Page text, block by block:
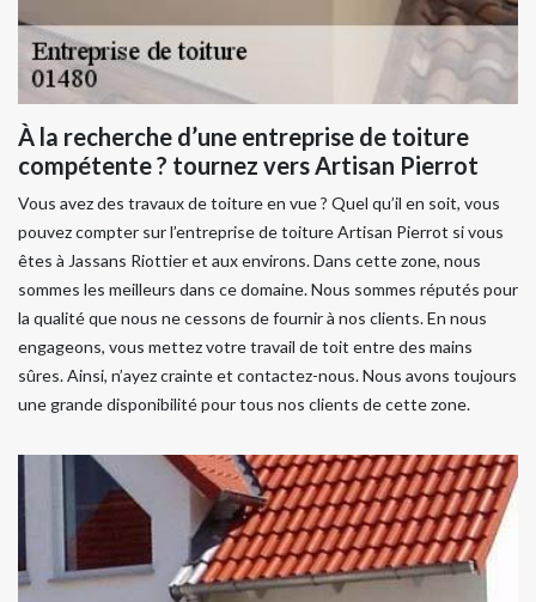
À la recherche d’une entreprise de toiture
compétente ? tournez vers Artisan Pierrot
Vous avez des travaux de toiture en vue ? Quel qu’il en soit, vous
pouvez compter sur l’entreprise de toiture Artisan Pierrot si vous
êtes à Jassans Riottier et aux environs. Dans cette zone, nous
sommes les meilleurs dans ce domaine. Nous sommes réputés pour
la qualité que nous ne cessons de fournir à nos clients. En nous
engageons, vous mettez votre travail de toit entre des mains
sûres. Ainsi, n’ayez crainte et contactez-nous. Nous avons toujours
une grande disponibilité pour tous nos clients de cette zone.